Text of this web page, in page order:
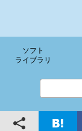
ソフト
ライブラリ